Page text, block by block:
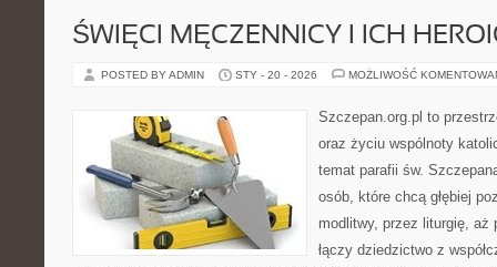
ŚWIĘCI MĘCZENNICY I ICH
POSTED BY ADMIN STY - 20 - 2026 MOŻLIWOŚĆ
Szczepan.org.pl to
oraz życiu wspólnoty
temat parafii św.
osób, które chcą głębiej
modlitwy, przez liturgię, aż
łączy dziedzictwo z